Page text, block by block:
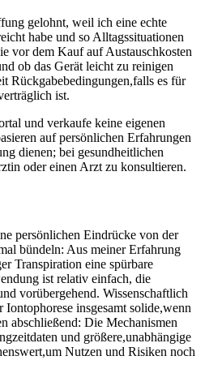
gelohnt, weil ich ‍eine echte
habe und so Alltagssituationen
‍vor dem⁢ Kauf auf Austauschkosten
ob das Gerät leicht zu reinigen
Rückgabebedingungen,falls es‌ für
ist.
und ⁣verkaufe keine eigenen
auf persönlichen Erfahrungen
dienen; bei ⁤gesundheitlichen
oder‌ einen Arzt ⁢zu konsultieren.
persönlichen⁤ Eindrücke von der
bündeln: Aus meiner Erfahrung
Transpiration eine ‍spürbare
ist relativ einfach, die
vorübergehend.‌ Wissenschaftlich
insgesamt solide,wenn
abschließend: Die Mechanismen
⁤und ⁢größere,unabhängige
Nutzen und Risiken noch